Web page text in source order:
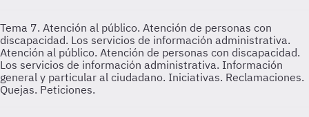
Tema 7. Atención al público. Atención de personas con
discapacidad. Los servicios de información administrativa.
Atención al público. Atención de personas con discapacidad.
Los servicios de información administrativa. Información
general y particular al ciudadano. Iniciativas. Reclamaciones.
Quejas. Peticiones.